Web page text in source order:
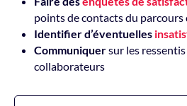
points de contacts du parcours
Identifier d’éventuelles
Communiquersur les
collaborateurs